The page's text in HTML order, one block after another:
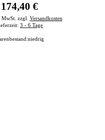
174,40 €
zzgl. Versandkosten
3 - 6 Tage
niedrig